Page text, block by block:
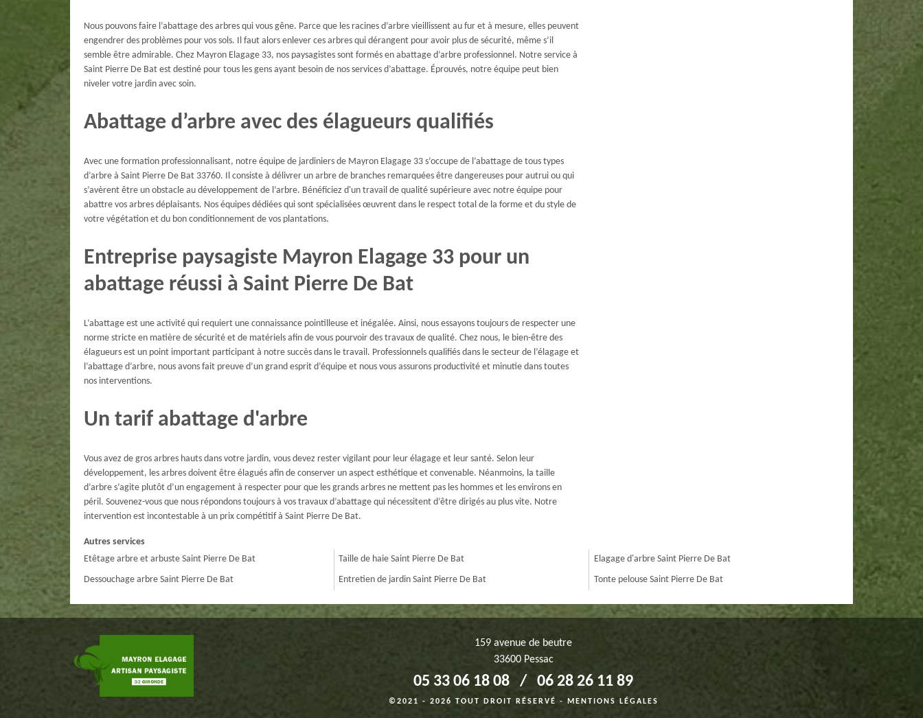
Nous pouvons faire l’abattage des arbres qui vous gêne. Parce que les racines d’arbre vieillissent au fur et à mesure, elles peuvent
engendrer des problèmes pour vos sols. Il faut alors enlever ces arbres qui dérangent pour avoir plus de sécurité, même s’il
semble être admirable. Chez Mayron Elagage 33, nos paysagistes sont formés en abattage d’arbre professionnel. Notre service à
Saint Pierre De Bat est destiné pour tous les gens ayant besoin de nos services d’abattage. Éprouvés, notre équipe peut bien
niveler votre jardin avec soin.
Abattage d’arbre avec des élagueurs qualifiés
Avec une formation professionnalisant, notre équipe de jardiniers de Mayron Elagage 33 s’occupe de l’abattage de tous types
d’arbre à Saint Pierre De Bat 33760. Il consiste à délivrer un arbre de branches remarquées être dangereuses pour autrui ou qui
s’avèrent être un obstacle au développement de l’arbre. Bénéficiez d'un travail de qualité supérieure avec notre équipe pour
abattre vos arbres déplaisants. Nos équipes dédiées qui sont spécialisées œuvrent dans le respect total de la forme et du style de
votre végétation et du bon conditionnement de vos plantations.
Entreprise paysagiste Mayron Elagage 33 pour un
abattage réussi à Saint Pierre De Bat
L’abattage est une activité qui requiert une connaissance pointilleuse et inégalée. Ainsi, nous essayons toujours de respecter une
norme stricte en matière de sécurité et de matériels afin de vous pourvoir des travaux de qualité. Chez nous, le bien-être des
élagueurs est un point important participant à notre succès dans le travail. Professionnels qualifiés dans le secteur de l’élagage et
l’abattage d’arbre, nous avons fait preuve d’un grand esprit d’équipe et nous vous assurons productivité et minutie dans toutes
nos interventions.
Un tarif abattage d'arbre
Vous avez de gros arbres hauts dans votre jardin, vous devez rester vigilant pour leur élagage et leur santé. Selon leur
développement, les arbres doivent être élagués afin de conserver un aspect esthétique et convenable. Néanmoins, la taille
d’arbre s’agite plutôt d’un engagement à respecter pour que les grands arbres ne mettent pas les hommes et les environs en
péril. Souvenez-vous que nous répondons toujours à vos travaux d’abattage qui nécessitent d’être dirigés au plus vite. Notre
intervention est incontestable à un prix compétitif à Saint Pierre De Bat.
Autres services
Etêtage arbre et arbuste Saint Pierre De Bat
Dessouchage arbre Saint Pierre De Bat
Taille de haie Saint Pierre De Bat
Entretien de jardin Saint Pierre De Bat
Elagage d'arbre Saint Pierre De Bat
Tonte pelouse Saint Pierre De Bat
159 avenue de beutre
33600 Pessac
05 33 06 18 08 / 06 28 26 11 89
©2021 - 2026 TOUT DROIT RÉSERVÉ - MENTIONS LÉGALES